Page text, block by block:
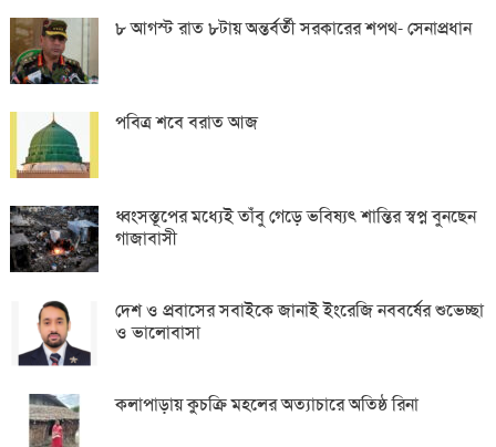
৮ আগস্ট রাত ৮টায় অন্তর্বর্তী সরকারের শপথ- সেনাপ্রধান
পবিত্র শবে বরাত আজ
ধ্বংসস্তূপের মধ্যেই তাঁবু গেড়ে ভবিষ্যৎ শান্তির স্বপ্ন বুনছেন
গাজাবাসী
দেশ ও প্রবাসের সবাইকে জানাই ইংরেজি নববর্ষের শুভেচ্ছা
ও ভালোবাসা
কলাপাড়ায় কুচক্রি মহলের অত্যাচারে অতিষ্ঠ রিনা